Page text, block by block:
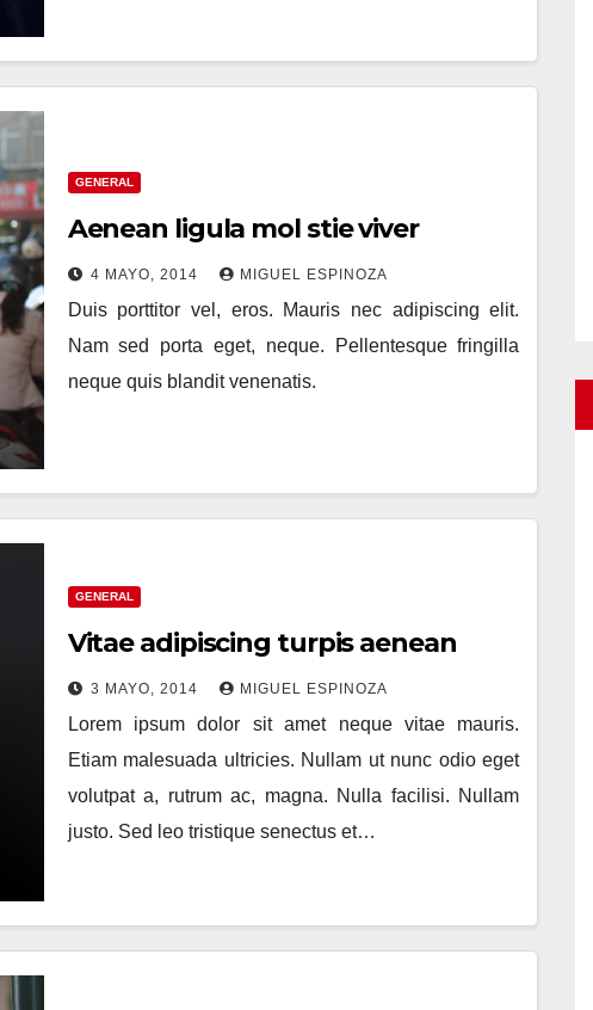
GENERAL
Aenean ligula mol stie viver
4 MAYO, 2014 MIGUEL ESPINOZA
Duis porttitor vel, eros. Mauris nec adipiscing elit.
Nam sed porta eget, neque. Pellentesque fringilla
neque quis blandit venenatis.
GENERAL
Vitae adipiscing turpis aenean
3 MAYO, 2014 MIGUEL ESPINOZA
Lorem ipsum dolor sit amet neque vitae mauris.
Etiam malesuada ultricies. Nullam ut nunc odio eget
volutpat a, rutrum ac, magna. Nulla facilisi. Nullam
justo. Sed leo tristique senectus et…